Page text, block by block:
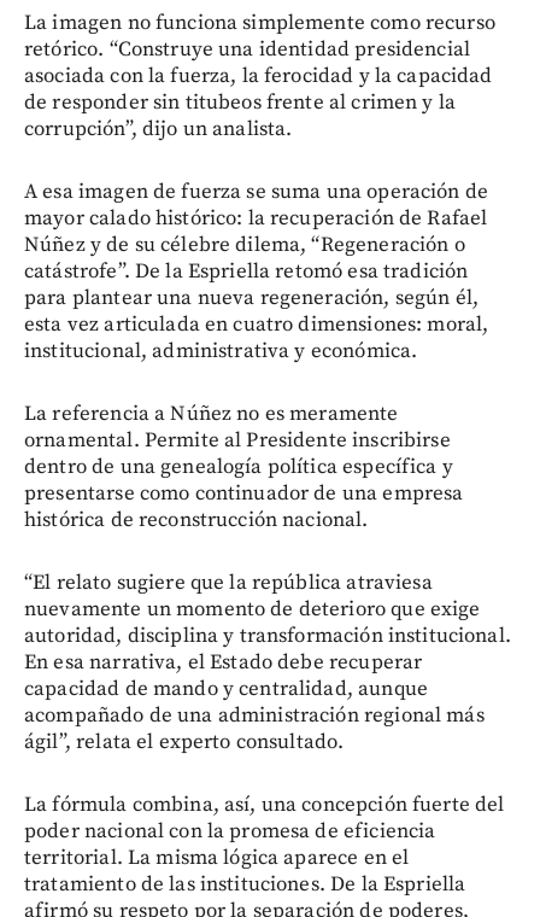
La imagen no funciona simplemente como recurso
retórico. “Construye una identidad presidencial
asociada con la fuerza, la ferocidad y la capacidad
de responder sin titubeos frente al crimen y la
corrupción”, dijo un analista.
A esa imagen de fuerza se suma una operación de
mayor calado histórico: la recuperación de Rafael
Núñez y de su célebre dilema, “Regeneración o
catástrofe”. De la Espriella retomó esa tradición
para plantear una nueva regeneración, según él,
esta vez articulada en cuatro dimensiones: moral,
institucional, administrativa y económica.
La referencia a Núñez no es meramente
ornamental. Permite al Presidente inscribirse
dentro de una genealogía política específica y
presentarse como continuador de una empresa
histórica de reconstrucción nacional.
“El relato sugiere que la república atraviesa
nuevamente un momento de deterioro que exige
autoridad, disciplina y transformación institucional.
En esa narrativa, el Estado debe recuperar
capacidad de mando y centralidad, aunque
acompañado de una administración regional más
ágil”, relata el experto consultado.
La fórmula combina, así, una concepción fuerte del
poder nacional con la promesa de eficiencia
territorial. La misma lógica aparece en el
tratamiento de las instituciones. De la Espriella
afirmó su respeto por la separación de poderes,